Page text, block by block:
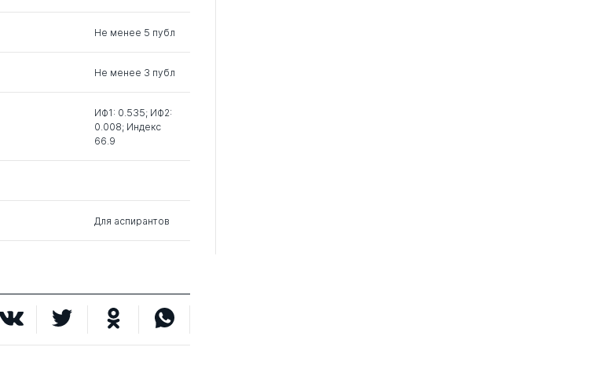
0 0
Не менее 5 публ
Не менее 3 публ
ИФ1: 0.535; ИФ2:
0.008; Индекс
66.9
Для аспирантов